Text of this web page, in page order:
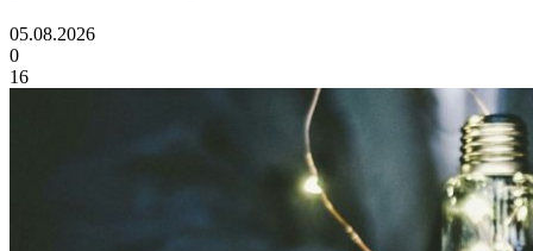
05.08.2026
0
16